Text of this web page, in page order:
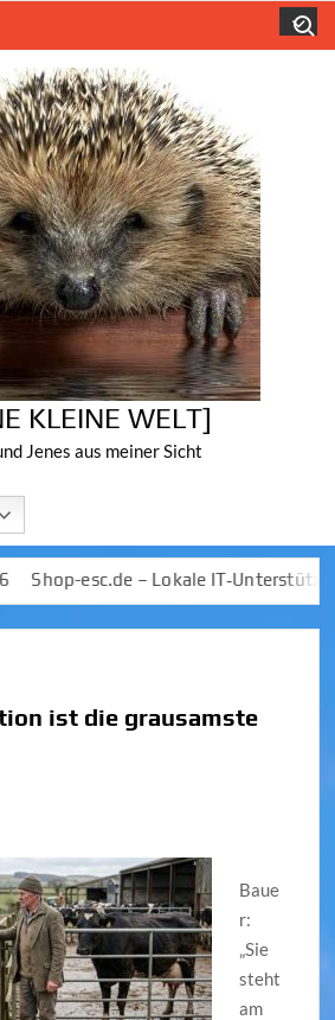
KLEINE WELT]
Jenes aus meiner Sicht
esc.de – Lokale IT‑Unterstützung &
ist die grausamste
Baue
r:
„Sie
steht
am